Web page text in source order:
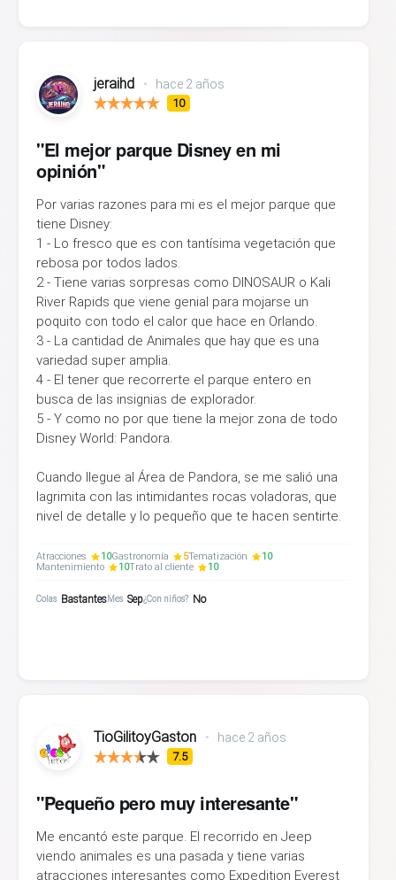
jeraihd • hace 2 años
10
"El mejor parque Disney en mi
opinión"
Por varias razones para mi es el mejor parque que
tiene Disney:
1 - Lo fresco que es con tantísima vegetación que
rebosa por todos lados.
2 - Tiene varias sorpresas como DINOSAUR o Kali
River Rapids que viene genial para mojarse un
poquito con todo el calor que hace en Orlando.
3 - La cantidad de Animales que hay que es una
variedad super amplia.
4 - El tener que recorrerte el parque entero en
busca de las insignias de explorador.
5 - Y como no por que tiene la mejor zona de todo
Disney World: Pandora.
Cuando llegue al Área de Pandora, se me salió una
lagrimita con las intimidantes rocas voladoras, que
nivel de detalle y lo pequeño que te hacen sentirte.
Atracciones 10Gastronomía 5Tematización
10
Mantenimiento
10Trato al cliente 10
Colas BastantesMes Sep¿Con niños? No
TioGilitoyGaston • hace 2 años
7.5
"Pequeño pero muy interesante"
Me encantó este parque. El recorrido en Jeep
viendo animales es una pasada y tiene varias
atracciones interesantes como Expedition Everest